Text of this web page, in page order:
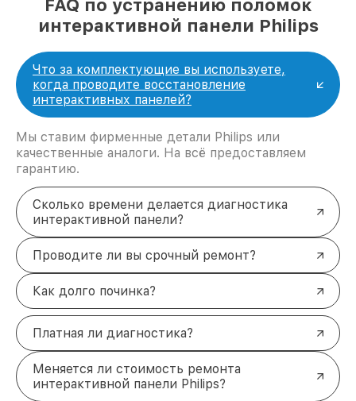
FAQ по устранению поломок
интерактивной панели Philips
Что за комплектующие вы используете,
когда проводите восстановление
интерактивных панелей?
Мы ставим фирменные детали Philips или
качественные аналоги. На всё предоставляем
гарантию.
Сколько времени делается диагностика
интерактивной панели?
Проводите ли вы срочный ремонт?
Как долго починка?
Платная ли диагностика?
Меняется ли стоимость ремонта
интерактивной панели Philips?